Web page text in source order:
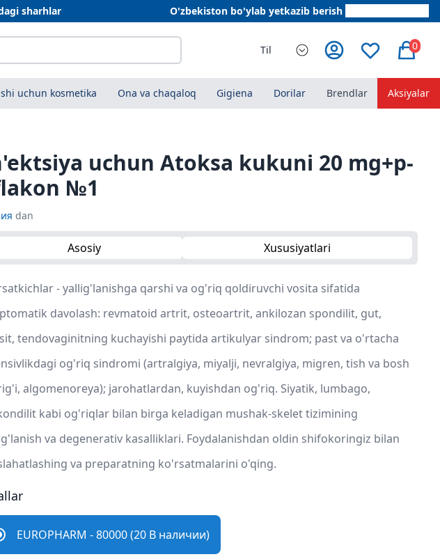
sharhlar O'zbekiston bo'ylab yetkazib berish
Til 0
uchun kosmetika Ona va chaqaloq Gigiena Dorilar Brendlar Aksiyalar
uchun Atoksa kukuni 20 mg+p-
№1
dan
Asosiy Xususiyatlari
- yallig'lanishga qarshi va og'riq qoldiruvchi vosita sifatida
davolash: revmatoid artrit, osteoartrit, ankilozan spondilit, gut,
tendovaginitning kuchayishi paytida artikulyar sindrom; past va o'rtacha
og'riq sindromi (artralgiya, miyalji, nevralgiya, migren, tish va bosh
algomenoreya); jarohatlardan, kuyishdan og'riq. Siyatik, lumbago,
kabi og'riqlar bilan birga keladigan mushak-skelet tizimining
va degenerativ kasalliklari. Foydalanishdan oldin shifokoringiz bilan
va preparatning ko'rsatmalarini o'qing.
EUROPHARM - 80000 (20 В наличии)